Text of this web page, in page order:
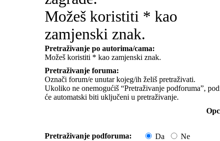
Možeš koristiti * kao
zamjenski znak.
Pretraživanje po autorima/cama:
Možeš koristiti * kao zamjenski znak.
Pretraživanje foruma:
Označi forum/e unutar kojeg/ih želiš pretraživati.
Ukoliko ne onemogućiš “Pretraživanje podforuma”,
će automatski biti uključeni u pretraživanje.
Pretraživanje podforuma: Da Ne